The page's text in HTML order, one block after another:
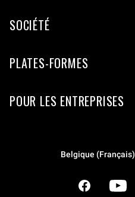
SOCIÉTÉ
PLATES-FORMES
POUR LES ENTREPRISES
Belgique